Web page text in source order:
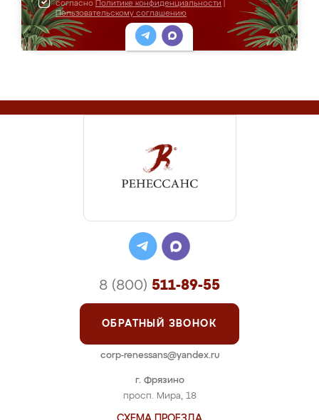
согласно Политике конфиденциальности
Пользовательскому соглашению
г. Фрязино
просп. Мира, 18
8 (800) 511-89-55
ОБРАТНЫЙ ЗВОНОК
corp-renessans@yandex.ru